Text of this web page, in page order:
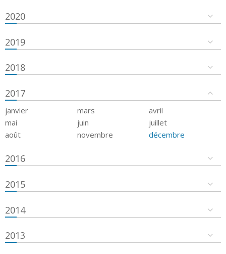
2020
2019
2018
2017
janvier mars
avril
mai
juin
juillet
août
novembre décembre
2016
2015
2014
2013